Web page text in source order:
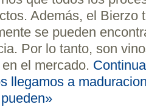
Además, el Bierzo
se pueden
Por lo tanto, son
el mercado.
llegamos a